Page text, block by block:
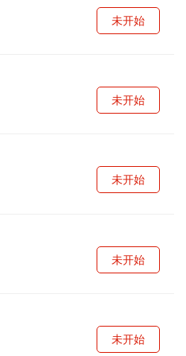
未开始
未开始
未开始
未开始
未开始